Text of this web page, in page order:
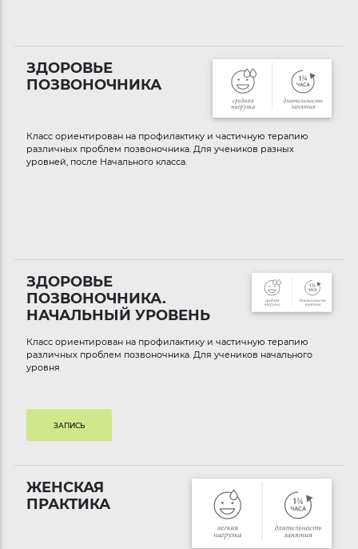
ЗДОРОВЬЕ
ПОЗВОНОЧНИКА
Класс ориентирован на профилактику и частичную терапию
различных проблем позвоночника. Для учеников разных
уровней, после Начального класса.
ЗДОРОВЬЕ
ПОЗВОНОЧНИКА.
НАЧАЛЬНЫЙ УРОВЕНЬ
Класс ориентирован на профилактику и частичную терапию
различных проблем позвоночника. Для учеников начального
уровня
ЗАПИСЬ
ЖЕНСКАЯ
ПРАКТИКА